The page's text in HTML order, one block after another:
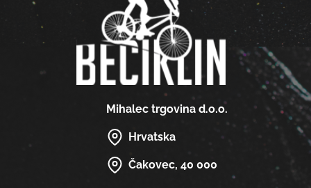
Mihalec trgovina d.o.o.
Hrvatska
Čakovec, 40 000